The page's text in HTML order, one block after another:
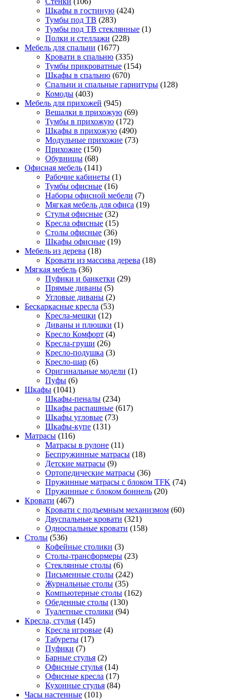
Шкафы в гостиную (424)
Тумбы под ТВ (283)
Тумбы под ТВ стеклянные (1)
Полки и стеллажи (228)
Мебель для спальни (1677)
Кровати в спальню (335)
Тумбы прикроватные (154)
Шкафы в спальню (670)
Спальни и спальные гарнитуры (128)
Комоды (403)
Мебель для прихожей (945)
Вешалки в прихожую (69)
Тумбы в прихожую (172)
Шкафы в прихожую (490)
Модульные прихожие (73)
Прихожие (150)
Обувницы (68)
Офисная мебель (141)
Рабочие кабинеты (1)
Тумбы офисные (16)
Наборы офисной мебели (7)
Мягкая мебель для офиса (19)
Стулья офисные (32)
Кресла офисные (15)
Столы офисные (36)
Шкафы офисные (19)
Мебель из дерева (18)
Кровати из массива дерева (18)
Мягкая мебель (36)
Пуфики и банкетки (29)
Прямые диваны (5)
Угловые диваны (2)
Бескаркасные кресла (53)
Кресла-мешки (12)
Диваны и плюшки (1)
Кресло Комфорт (4)
Кресла-груши (26)
Кресло-подушка (3)
Кресло-шар (6)
Оригинальные модели (1)
Пуфы (6)
Шкафы (1041)
Шкафы-пеналы (234)
Шкафы распашные (617)
Шкафы угловые (73)
Шкафы-купе (131)
Матрасы (116)
Матрасы в рулоне (11)
Беспружинные матрасы (18)
Детские матрасы (9)
Ортопедические матрасы (36)
Пружинные матрасы с блоком TFK (74)
Пружинные с блоком боннель (20)
Кровати (467)
Кровати с подъемным механизмом (60)
Двуспальные кровати (321)
Односпальные кровати (158)
Столы (536)
Кофейные столики (3)
Столы-трансформеры (23)
Стеклянные столы (6)
Письменные столы (242)
Журнальные столы (35)
Компьютерные столы (162)
Обеденные столы (130)
Туалетные столики (94)
Кресла, стулья (145)
Кресла игровые (4)
Табуреты (17)
Пуфики (7)
Барные стулья (2)
Офисные стулья (14)
Офисные кресла (17)
Кухонные стулья (84)
Часы настенные (101)